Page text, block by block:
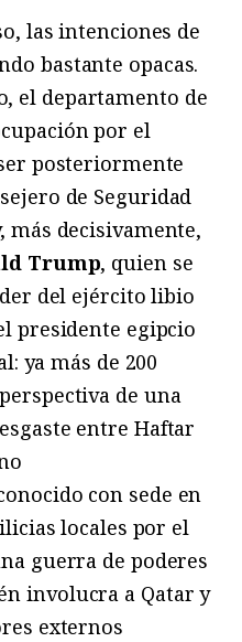
las intenciones de
bastante opacas.
el departamento de
por el
posteriormente
de Seguridad
más decisivamente,
Trump, quien se
del ejército libio
presidente egipcio
ya más de 200
de una
entre Haftar
con sede en
locales por el
guerra de poderes
involucra a Qatar y
externos